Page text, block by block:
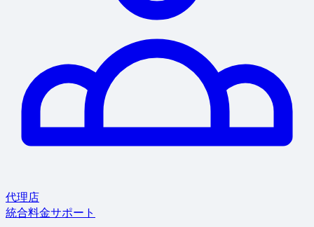
代理店
統合料金サポート